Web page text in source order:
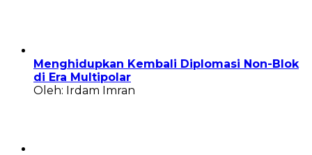
Menghidupkan Kembali Diplomasi Non-Blok
di Era Multipolar
Oleh: Irdam Imran